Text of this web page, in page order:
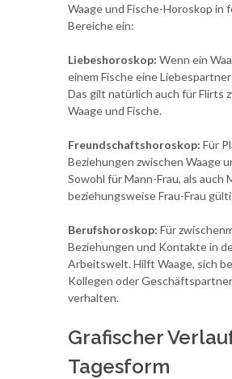
Waage und Fische-Horoskop in
Bereiche ein:
Liebeshoroskop: Wenn ein
einem Fische eine
Das gilt natürlich auch für Flirts
Waage und Fische.
Freundschaftshoroskop: Für
Beziehungen zwischen Waage
Sowohl für Mann-Frau, als auch
beziehungsweise Frau-Frau
Berufshoroskop: Für
Beziehungen und Kontakte in
Arbeitswelt. Hilft Waage, sich
Kollegen oder
verhalten.
Grafischer
Tagesform